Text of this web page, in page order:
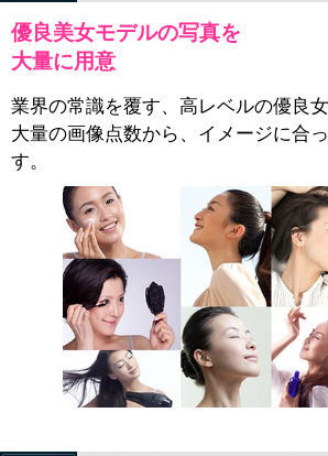
優良美女モデルの写真を
大量に用意
業界の常識を覆す、高レベルの優良
大量の画像点数から、イメージに合
す。